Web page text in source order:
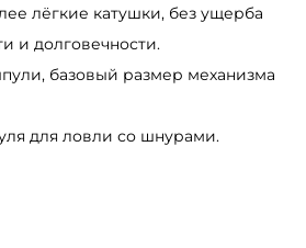
лёгкие катушки, без ущерба
и долговечности.
базовый размер механизма
для ловли со шнурами.
число.